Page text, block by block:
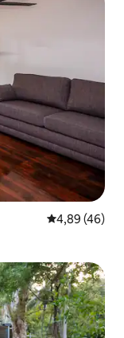
4,89 ud af 5 i
4,89 (46)